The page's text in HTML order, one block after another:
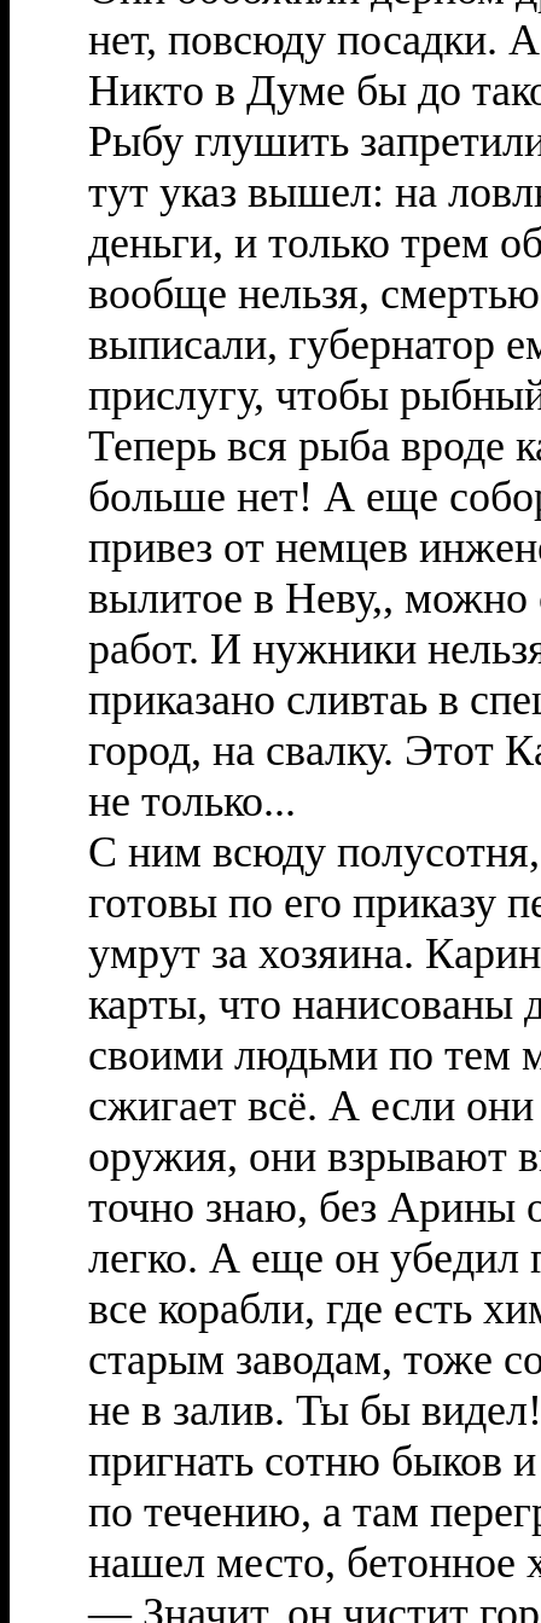
нет, повсюду посадки.
Никто в Думе бы до
Рыбу глушить
тут указ вышел: на
деньги, и только трем
вообще нельзя,
выписали, губернатор
прислугу, чтобы
Теперь вся рыба вроде
больше нет! А еще
привез от немцев
вылитое в Неву,, можно
работ. И нужники
приказано сливтаь в
город, на свалку. Этот
не только...
С ним всюду
готовы по его приказу
умрут за хозяина.
карты, что нанисованы
своими людьми по тем
сжигает всё. А если
оружия, они взрывают
точно знаю, без Арины
легко. А еще он убедил
все корабли, где есть
старым заводам, тоже
не в залив. Ты бы
пригнать сотню быков
по течению, а там
нашел место, бетонное